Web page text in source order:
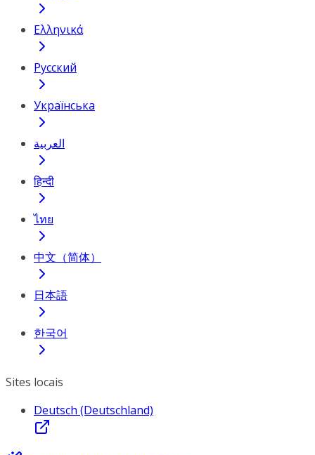
Ελληνικά
Русский
Українська
العربية
हिन्दी
ไทย
中文（简体）
日本語
한국어
Sites locais
Deutsch (Deutschland)